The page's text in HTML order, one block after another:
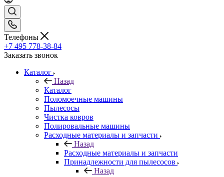
Телефоны
+7 495 778-38-84
Заказать звонок
Каталог
Назад
Каталог
Поломоечные машины
Пылесосы
Чистка ковров
Полировальные машины
Расходные материалы и запчасти
Назад
Расходные материалы и запчасти
Принадлежности для пылесосов
Назад